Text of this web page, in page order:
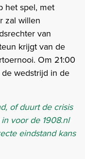
het spel, met
zal willen
van
krijgt van de
Om 21:00
wedstrijd in de
of duurt de crisis
voor de 1908.nl
eindstand kans